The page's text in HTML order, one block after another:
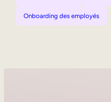
Onboarding des employés